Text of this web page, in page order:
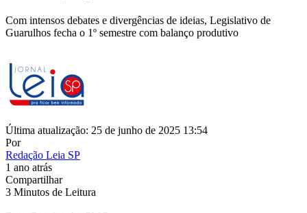
Com intensos debates e divergências de ideias, Legislativo de
Guarulhos fecha o 1º semestre com balanço produtivo
Última atualização: 25 de junho de 2025 13:54
Por
Redação Leia SP
1 ano atrás
Compartilhar
3 Minutos de Leitura